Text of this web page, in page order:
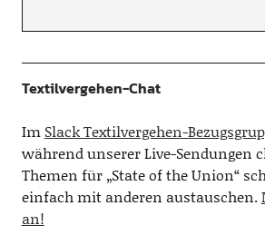
Textilvergehen-Chat
Im Slack Textilvergehen-
während unserer Live-Sendungen
Themen für „State of the Union“
einfach mit anderen austauschen.
an!